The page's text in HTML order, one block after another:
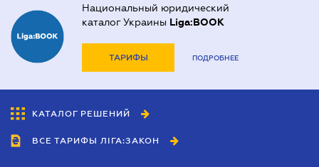
Национальный юридический
каталог Украины Liga:BOOK
ТАРИФЫ ПОДРОБНЕЕ
КАТАЛОГ РЕШЕНИЙ
ВСЕ ТАРИФЫ ЛІГА:ЗАКОН